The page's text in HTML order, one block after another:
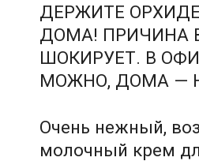
ДЕРЖИТЕ
ДОМА! ПРИЧИНА
ШОКИРУЕТ. В
МОЖНО, ДОМА —
Очень нежный,
молочный крем